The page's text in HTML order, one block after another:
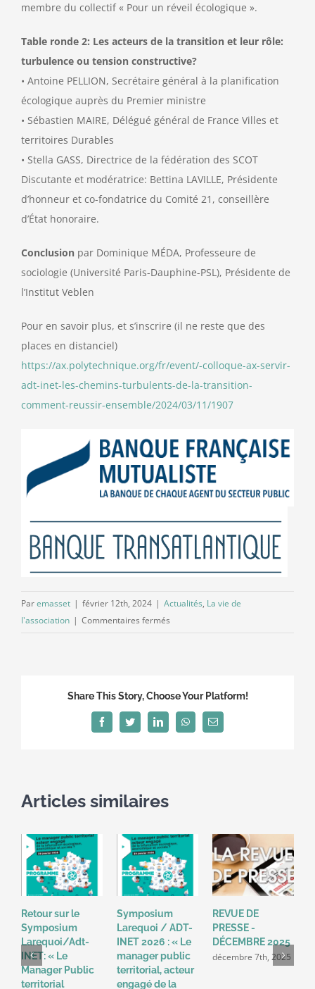
membre du collectif « Pour un réveil écologique ».
Table ronde 2: Les acteurs de la transition et leur rôle:
turbulence ou tension constructive?
• Antoine PELLION, Secrétaire général à la planification
écologique auprès du Premier ministre
• Sébastien MAIRE, Délégué général de France Villes et
territoires Durables
• Stella GASS, Directrice de la fédération des SCOT
Discutante et modératrice: Bettina LAVILLE, Présidente
d’honneur et co-fondatrice du Comité 21, conseillère
d’État honoraire.
Conclusion par Dominique MÉDA, Professeure de
sociologie (Université Paris-Dauphine-PSL), Présidente de
l’Institut Veblen
Pour en savoir plus, et s’inscrire (il ne reste que des
places en distanciel)
https://ax.polytechnique.org/fr/event/-colloque-ax-servir-
adt-inet-les-chemins-turbulents-de-la-transition-
comment-reussir-ensemble/2024/03/11/1907
Paremasset | février 12th, 2024 | Actualités, La vie de
l'association | Commentaires fermés
transition
Share This Story, Choose Your Platform!
FacebookTwitterLinkedInWhatsAppEmail
Articles similaires
Retour sur le
Symposium
Larequoi/Adt-
INET: « Le
Manager Public
territorial
Symposium
Larequoi / ADT-
INET 2026 : « Le
manager public
territorial, acteur
engagé de la
REVUE DE
PRESSE -
DÉCEMBRE 2025
décembre 7th, 2025